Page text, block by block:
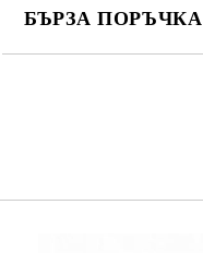
БЪРЗА ПОРЪЧКА